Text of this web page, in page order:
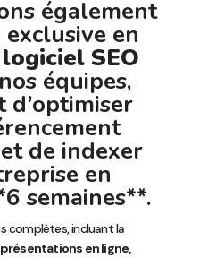
également
en
logiciel SEO
équipes,
de indexer
en
semaines**.
complètes, incluant la
en ligne,